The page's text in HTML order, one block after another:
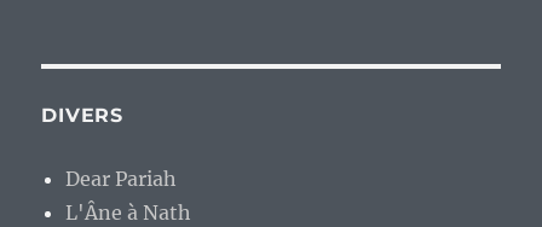
DIVERS
Dear Pariah
L'Âne à Nath